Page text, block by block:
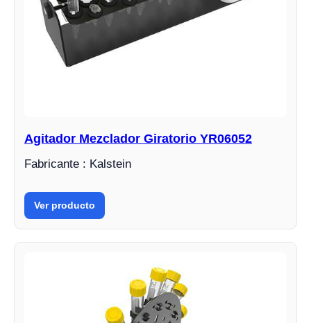
Agitador Mezclador Giratorio YR06052
Fabricante : Kalstein
Ver producto